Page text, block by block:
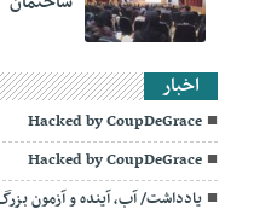
اخبار
Hacked by CoupDeGrace
Hacked by CoupDeGrace
یادداشت/ آب، آینده و آزمون